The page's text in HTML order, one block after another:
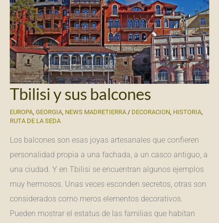
Tbilisi y sus balcones
EUROPA GEORGIA NEWS MADRETIERRA / DECORACION HISTORIA
RUTA DE LA SEDA
Los balcones son esas joyas artesanales que confieren
personalidad propia a una fachada, a un casco antiguo, a
una ciudad. Y en Tbilisi se encuentran algunos ejemplos
muy hermosos. Unas veces esconden secretos, otras son
considerados como meros elementos decorativos.
Pueden mostrar el estatus de las familias que habitan